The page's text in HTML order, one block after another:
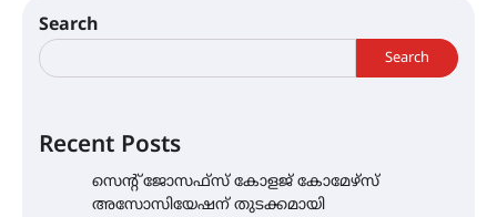
Search
Search
Recent Posts
സെന്റ് ജോസഫ്സ് കോളജ് കോമേഴ്‌സ്
അസോസിയേഷന് തുടക്കമായി